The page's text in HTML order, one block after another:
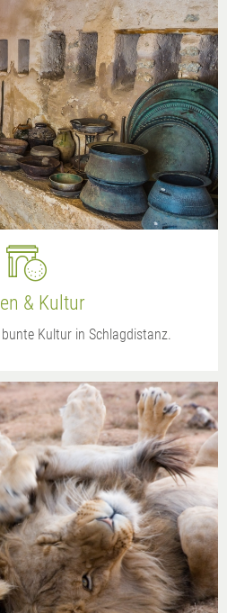
& Kultur
Kultur in Schlagdistanz.